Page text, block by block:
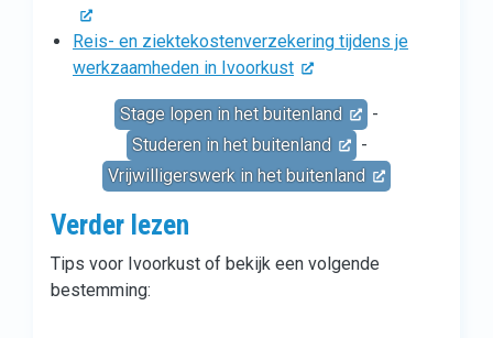
Reis- en ziektekostenverzekering tijdens je
werkzaamheden in Ivoorkust
Stage lopen in het buitenland
-
Studeren in het buitenland
-
Vrijwilligerswerk in het buitenland
Verder lezen
Tips voor Ivoorkust of bekijk een volgende
bestemming: